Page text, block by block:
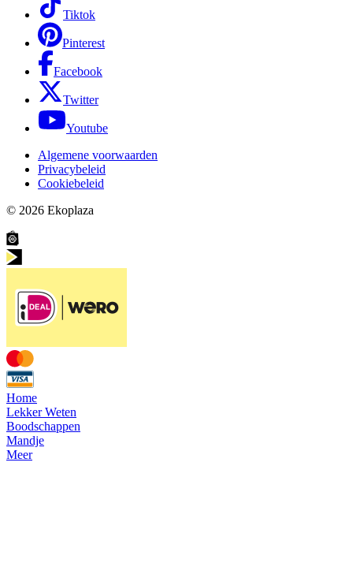
Tiktok
Pinterest
Facebook
Twitter
Youtube
Algemene voorwaarden
Privacybeleid
Cookiebeleid
© 2026 Ekoplaza
Home
Lekker Weten
Boodschappen
Mandje
Meer